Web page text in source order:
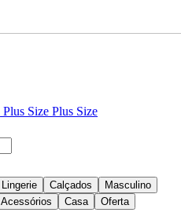
Plus Size Plus Size
Lingerie Calçados
Masculino
Acessórios Casa Oferta